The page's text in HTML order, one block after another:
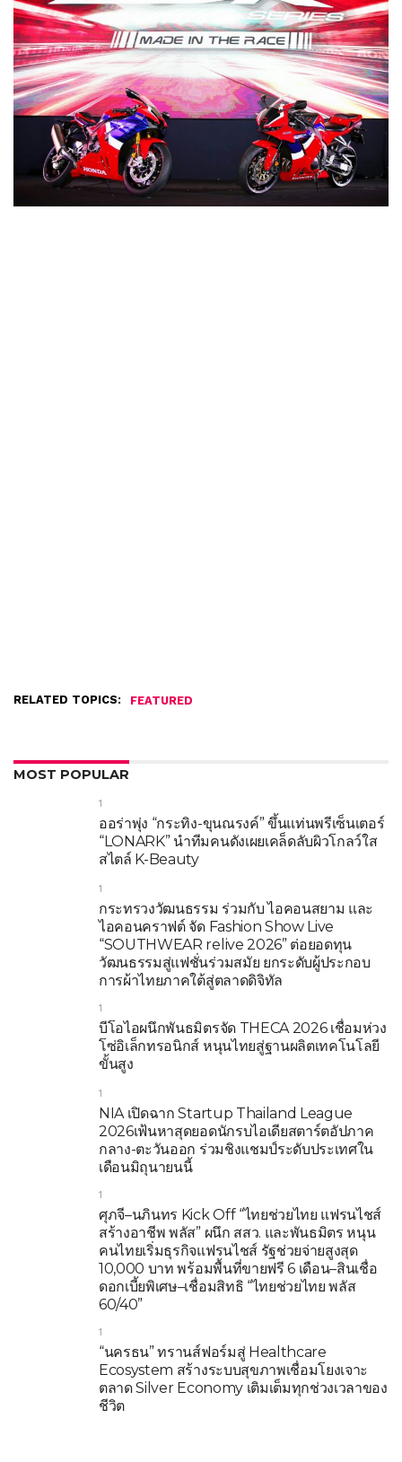
RELATED TOPICS: FEATURED
MOST POPULAR
1
ออร่าพุ่ง “กระทิง-ขุนณรงค์” ขึ้นแท่นพรีเซ็นเตอร์
“LONARK” นำทีมคนดังเผยเคล็ดลับผิวโกลว์ใส
สไตล์ K-Beauty
1
กระทรวงวัฒนธรรม ร่วมกับ ไอคอนสยาม และ
ไอคอนคราฟต์ จัด Fashion Show Live
“SOUTHWEAR relive 2026” ต่อยอดทุน
วัฒนธรรมสู่แฟชั่นร่วมสมัย ยกระดับผู้ประกอบ
การผ้าไทยภาคใต้สู่ตลาดดิจิทัล
1
บีโอไอผนึกพันธมิตรจัด THECA 2026 เชื่อมห่วง
โซ่อิเล็กทรอนิกส์ หนุนไทยสู่ฐานผลิตเทคโนโลยี
ขั้นสูง
1
NIA เปิดฉาก Startup Thailand League
2026เฟ้นหาสุดยอดนักรบไอเดียสตาร์ตอัปภาค
กลาง-ตะวันออก ร่วมชิงแชมป์ระดับประเทศใน
เดือนมิถุนายนนี้
1
ศุภจี–นภินทร Kick Off “ไทยช่วยไทย แฟรนไชส์
สร้างอาชีพ พลัส” ผนึก สสว. และพันธมิตร หนุน
คนไทยเริ่มธุรกิจแฟรนไชส์ รัฐช่วยจ่ายสูงสุด
10,000 บาท พร้อมพื้นที่ขายฟรี 6 เดือน–สินเชื่อ
ดอกเบี้ยพิเศษ–เชื่อมสิทธิ “ไทยช่วยไทย พลัส
60/40”
1
“นครธน” ทรานส์ฟอร์มสู่ Healthcare
Ecosystem สร้างระบบสุขภาพเชื่อมโยงเจาะ
ตลาด Silver Economy เติมเต็มทุกช่วงเวลาของ
ชีวิต